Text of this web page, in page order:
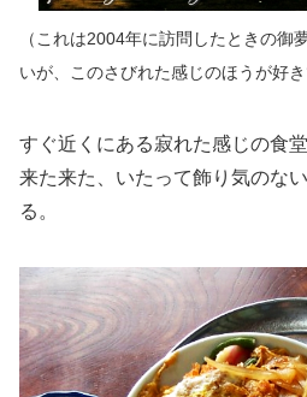
（これは2004年に訪問したときの御
いが、このさびれた感じのほうが好き
すぐ近くにある寂れた感じの食
来た来た、いたって飾り気のな
る。